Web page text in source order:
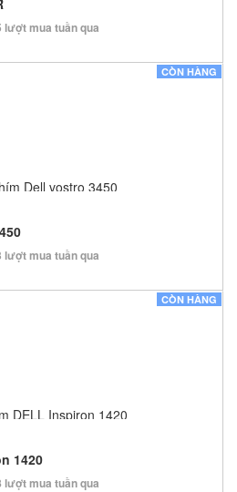
lượt mua tuần qua
CÒN HÀNG
lượt mua tuần qua
CÒN HÀNG
1420
lượt mua tuần qua